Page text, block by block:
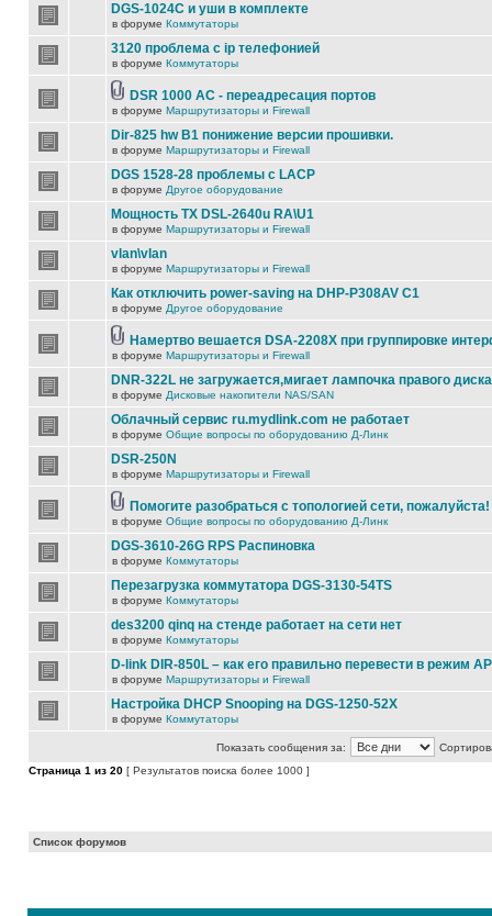
DGS-1024C и уши в комплекте
в форуме Коммутаторы
3120 проблема с ip телефонией
в форуме Коммутаторы
DSR 1000 AC - переадресация портов
в форуме Маршрутизаторы и Firewall
Dir-825 hw B1 понижение версии прошивки.
в форуме Маршрутизаторы и Firewall
DGS 1528-28 проблемы с LACP
в форуме Другое оборудование
Мощность TX DSL-2640u RA\U1
в форуме Маршрутизаторы и Firewall
vlan\vlan
в форуме Маршрутизаторы и Firewall
Как отключить power-saving на DHP-P308AV C1
в форуме Другое оборудование
Намертво вешается DSA-2208X при группировке
в форуме Маршрутизаторы и Firewall
DNR-322L не загружается,мигает лампочка правого диска
в форуме Дисковые накопители NAS/SAN
Облачный сервис ru.mydlink.com не работает
в форуме Общие вопросы по оборудованию Д-Линк
DSR-250N
в форуме Маршрутизаторы и Firewall
Помогите разобраться с топологией сети, пожалуйста!
в форуме Общие вопросы по оборудованию Д-Линк
DGS-3610-26G RPS Распиновка
в форуме Коммутаторы
Перезагрузка коммутатора DGS-3130-54TS
в форуме Коммутаторы
des3200 qinq на стенде работает на сети нет
в форуме Коммутаторы
D-link DIR-850L – как его правильно перевести в режим
в форуме Маршрутизаторы и Firewall
Настройка DHCP Snooping на DGS-1250-52X
в форуме Коммутаторы
Показать сообщения за:
Страница 1 из 20 [ Результатов поиска более 1000 ]
Список форумов